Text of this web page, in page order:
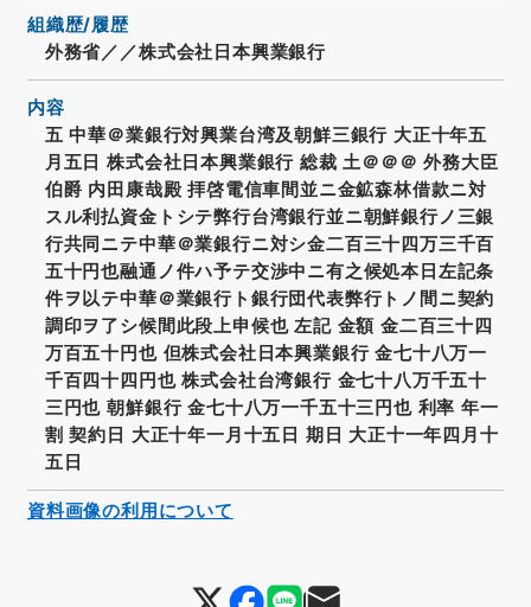
組織歴/履歴
外務省／／株式会社日本興業銀行
内容
五 中華＠業銀行対興業台湾及朝鮮三銀行 大正十年五
月五日 株式会社日本興業銀行 総裁 土＠＠＠ 外務大臣
伯爵 内田康哉殿 拝啓電信車間並ニ金鉱森林借款ニ対
スル利払資金トシテ弊行台湾銀行並ニ朝鮮銀行ノ三銀
行共同ニテ中華＠業銀行ニ対シ金二百三十四万三千百
五十円也融通ノ件ハ予テ交渉中ニ有之候処本日左記条
件ヲ以テ中華＠業銀行ト銀行団代表弊行トノ間ニ契約
調印ヲ了シ候間此段上申候也 左記 金額 金二百三十四
万百五十円也 但株式会社日本興業銀行 金七十八万一
千百四十四円也 株式会社台湾銀行 金七十八万千五十
三円也 朝鮮銀行 金七十八万一千五十三円也 利率 年一
割 契約日 大正十年一月十五日 期日 大正十一年四月十
五日
資料画像の利用について